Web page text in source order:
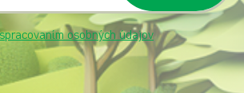
spracovaním osobných údajov